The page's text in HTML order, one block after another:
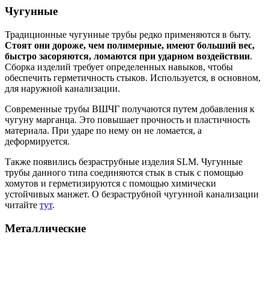
Чугунные
Традиционные чугунные трубы редко применяются в быту.
Стоят они дороже, чем полимерные, имеют больший вес,
быстро засоряются, ломаются при ударном воздействии.
Сборка изделий требует определенных навыков, чтобы
обеспечить герметичность стыков. Используется, в основном,
для наружной канализации.
Современные трубы ВШЧГ получаются путем добавления к
чугуну марганца. Это повышает прочность и пластичность
материала. При ударе по нему он не ломается, а
деформируется.
Также появились безраструбные изделия SLM. Чугунные
трубы данного типа соединяются стык в стык с помощью
хомутов и герметизируются с помощью химически
устойчивых манжет. О безраструбной чугунной канализации
читайте тут.
Металлические